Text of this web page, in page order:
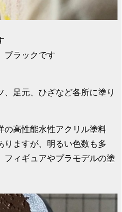
ブラックです
足元、ひざなど各所に塗り
の高性能水性アクリル塗料
りますが、明るい色数も多
フィギュアやプラモデルの塗